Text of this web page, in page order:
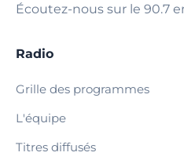
Écoutez-nous sur le 90.7
Radio
Grille des programmes
L'équipe
Titres diffusés